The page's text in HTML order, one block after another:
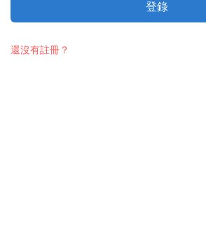
登錄
還沒有註冊？